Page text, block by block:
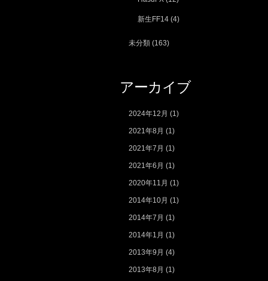
新生FF14 (4)
未分類 (163)
アーカイブ
2024年12月 (1)
2021年8月 (1)
2021年7月 (1)
2021年6月 (1)
2020年11月 (1)
2014年10月 (1)
2014年7月 (1)
2014年1月 (1)
2013年9月 (4)
2013年8月 (1)